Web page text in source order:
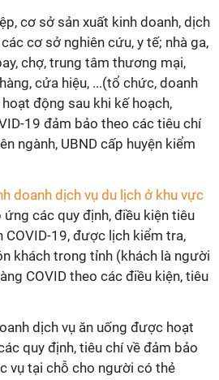
cơ sở sản xuất kinh doanh, dịch
cơ sở nghiên cứu, y tế; nhà ga,
chợ, trung tâm thương mại,
cửa hiệu, ...(tổ chức, doanh
động sau khi kế hoạch,
19 đảm bảo theo các tiêu chí
ngành, UBND cấp huyện kiểm
doanh dịch vụ du lịch ở khu vực
ứng các quy định, điều kiện tiêu
COVID-19, được lịch kiểm tra,
khách trong tỉnh (khách là người
COVID theo các điều kiện, tiêu
dịch vụ ăn uống được hoạt
quy định, tiêu chí về đảm bảo
vụ tại chỗ cho người có thẻ